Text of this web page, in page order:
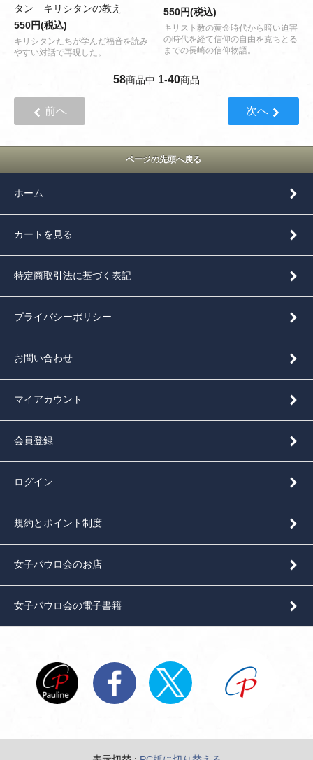
タン キリシタンの教え
550円(税込)
キリシタンたちが学んだ福音を読み
やすい対話で再現した。
550円(税込)
キリスト教の黄金時代から暗い迫害
の時代を経て信仰の自由を克ちとる
までの長崎の信仰物語。
58商品中 1-40商品
前へ 次へ
ページの先頭へ戻る
ホーム
カートを見る
特定商取引法に基づく表記
プライバシーポリシー
お問い合わせ
マイアカウント
会員登録
ログイン
規約とポイント制度
女子パウロ会のお店
女子パウロ会の電子書籍